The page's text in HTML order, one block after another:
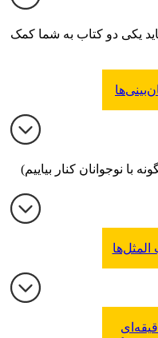
یکی دو کتاب به شما کمک
با نوجوانان کنار بیاییم)
30 دقیقه‌ای